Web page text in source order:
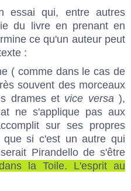
essai qui, entre autres
du livre en prenant en
ce qu'un auteur peut
:
( comme dans le cas de
souvent des morceaux
drames et vice versa ),
ne s'applique pas aux
sur ses propres
que si c'est un autre qui
Pirandello de s'être
la Toile. L'esprit au